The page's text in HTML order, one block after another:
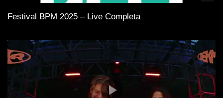
Festival BPM 2025 – Live Completa